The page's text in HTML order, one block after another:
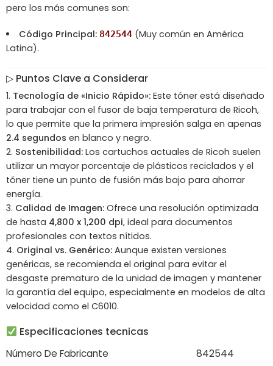
pero los más comunes son:
Código Principal: 842544(Muy común en América
Latina).
▷ Puntos Clave a Considerar
Tecnología de «Inicio Rápido»: Este tóner está diseñado
para trabajar con el fusor de baja temperatura de Ricoh,
lo que permite que la primera impresión salga en apenas
2.4 segundos en blanco y negro.
Sostenibilidad: Los cartuchos actuales de Ricoh suelen
utilizar un mayor porcentaje de plásticos reciclados y el
tóner tiene un punto de fusión más bajo para ahorrar
energía.
Calidad de Imagen: Ofrece una resolución optimizada
de hasta 4,800 x 1,200 dpi, ideal para documentos
profesionales con textos nítidos.
Original vs. Genérico: Aunque existen versiones
genéricas, se recomienda el original para evitar el
desgaste prematuro de la unidad de imagen y mantener
la garantía del equipo, especialmente en modelos de alta
velocidad como el C6010.
Especificaciones tecnicas
Número De Fabricante 842544